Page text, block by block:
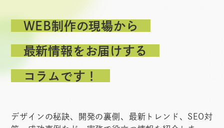
WEB制作の現場から
最新情報をお届けする
コラムです！
デザインの秘訣、開発の裏側、最新トレンド、SEO対